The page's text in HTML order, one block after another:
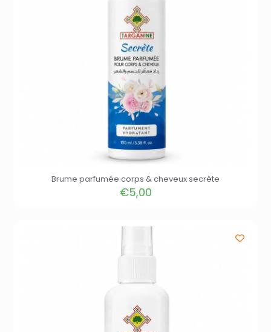
Brume parfumée corps & cheveux secrète
€5,00